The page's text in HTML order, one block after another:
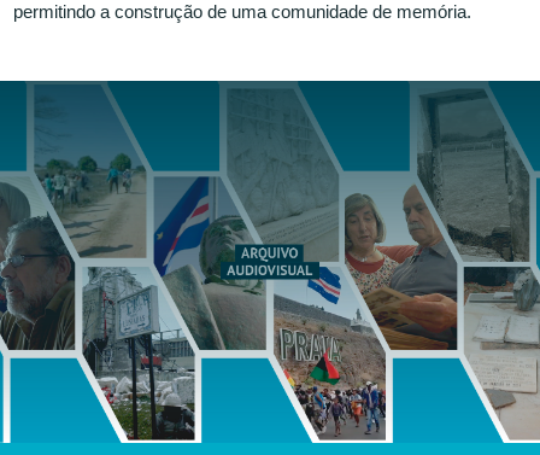
permitindo a construção de uma comunidade de memória.